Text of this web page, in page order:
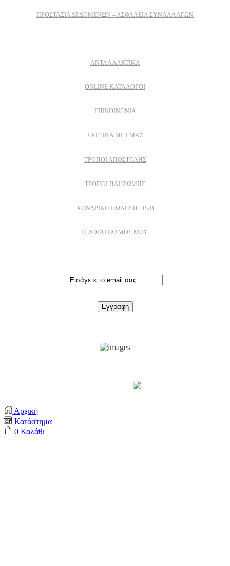
ΠΡΟΣΤΑΣΊΑ ΔΕΔΟΜΈΝΩΝ – ΑΣΦΆΛΕΙΑ ΣΥΝΑΛΛΑΓΏΝ
ΑΝΤΑΛΛΑΚΤΙΚΑ
ONLINE ΚΑΤΑΛΟΓΟΙ
ΕΠΙΚΟΙΝΩΝΙΑ
ΣΧΕΤΙΚΆ ΜΕ ΕΜΆΣ
ΤΡΌΠΟΙ ΑΠΟΣΤΟΛΉΣ
ΤΡΌΠΟΙ ΠΛΗΡΩΜΉΣ
ΧΟΝΔΡΙΚΉ ΠΏΛΗΣΗ - B2B
Ο ΛΟΓΑΡΙΑΣΜΟΣ ΜΟΥ
Αρχική
Κατάστημα
0 Καλάθι